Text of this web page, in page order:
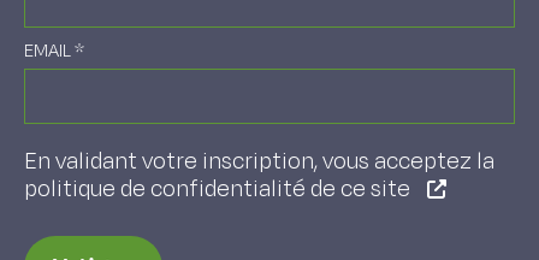
EMAIL*
En validant votre inscription, vous acceptez la
politique de confidentialité de ce site